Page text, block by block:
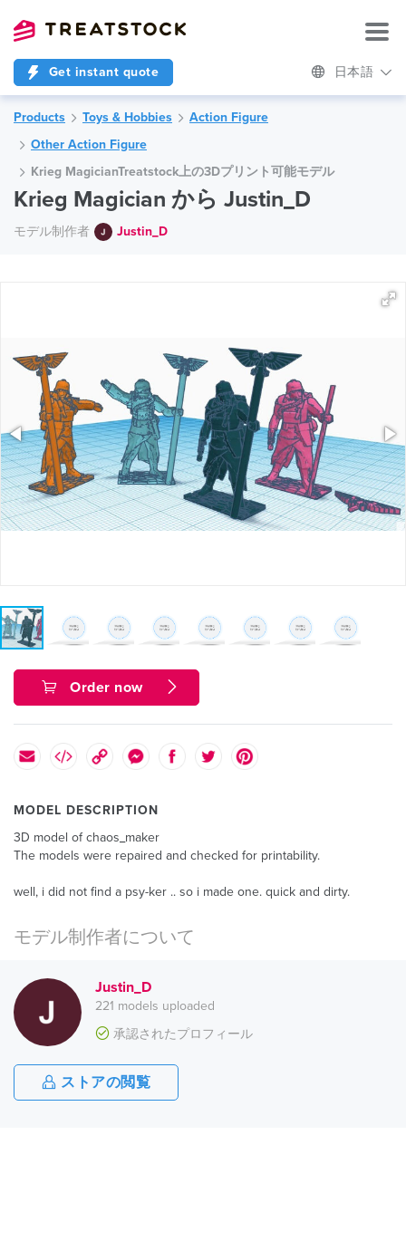
Get instant quote 日本語
Products Toys & Hobbies
Action Figure
Other Action Figure
Krieg MagicianTreatstock上の3Dプリント可能モデル
Krieg Magician から Justin_D
モデル制作者 Justin_D
Order now
MODEL DESCRIPTION
3D model of chaos_maker
The models were repaired and checked for printability.
well, i did not find a psy-ker .. so i made one. quick and dirty.
モデル制作者について
Justin_D
221 models uploaded
承認されたプロフィール
ストアの閲覧